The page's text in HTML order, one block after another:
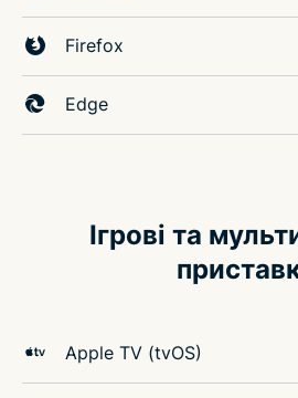
Firefox
Edge
Ігрові та
Apple TV (tvOS)